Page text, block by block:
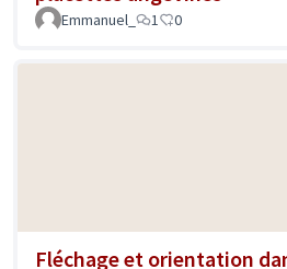
Emmanuel_ 1 0
Fléchage et orientation